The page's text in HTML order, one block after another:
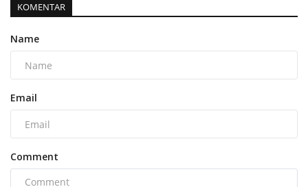
KOMENTAR
Name
Email
Comment